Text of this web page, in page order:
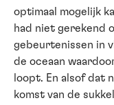
optimaal mogelijk
had niet gerekend
gebeurtenissen in
de oceaan
loopt. En alsof dat
komst van de